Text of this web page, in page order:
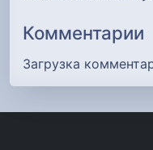
Комментарии
Загрузка